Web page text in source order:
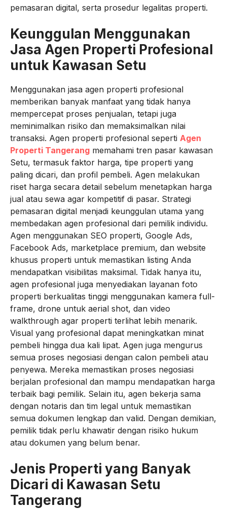
pemasaran digital, serta prosedur legalitas properti.
Keunggulan Menggunakan
Jasa Agen Properti Profesional
untuk Kawasan Setu
Menggunakan jasa agen properti profesional
memberikan banyak manfaat yang tidak hanya
mempercepat proses penjualan, tetapi juga
meminimalkan risiko dan memaksimalkan nilai
transaksi. Agen properti profesional seperti Agen
Properti Tangerang memahami tren pasar kawasan
Setu, termasuk faktor harga, tipe properti yang
paling dicari, dan profil pembeli. Agen melakukan
riset harga secara detail sebelum menetapkan harga
jual atau sewa agar kompetitif di pasar. Strategi
pemasaran digital menjadi keunggulan utama yang
membedakan agen profesional dari pemilik individu.
Agen menggunakan SEO properti, Google Ads,
Facebook Ads, marketplace premium, dan website
khusus properti untuk memastikan listing Anda
mendapatkan visibilitas maksimal. Tidak hanya itu,
agen profesional juga menyediakan layanan foto
properti berkualitas tinggi menggunakan kamera full-
frame, drone untuk aerial shot, dan video
walkthrough agar properti terlihat lebih menarik.
Visual yang profesional dapat meningkatkan minat
pembeli hingga dua kali lipat. Agen juga mengurus
semua proses negosiasi dengan calon pembeli atau
penyewa. Mereka memastikan proses negosiasi
berjalan profesional dan mampu mendapatkan harga
terbaik bagi pemilik. Selain itu, agen bekerja sama
dengan notaris dan tim legal untuk memastikan
semua dokumen lengkap dan valid. Dengan demikian,
pemilik tidak perlu khawatir dengan risiko hukum
atau dokumen yang belum benar.
Jenis Properti yang Banyak
Dicari di Kawasan Setu
Tangerang